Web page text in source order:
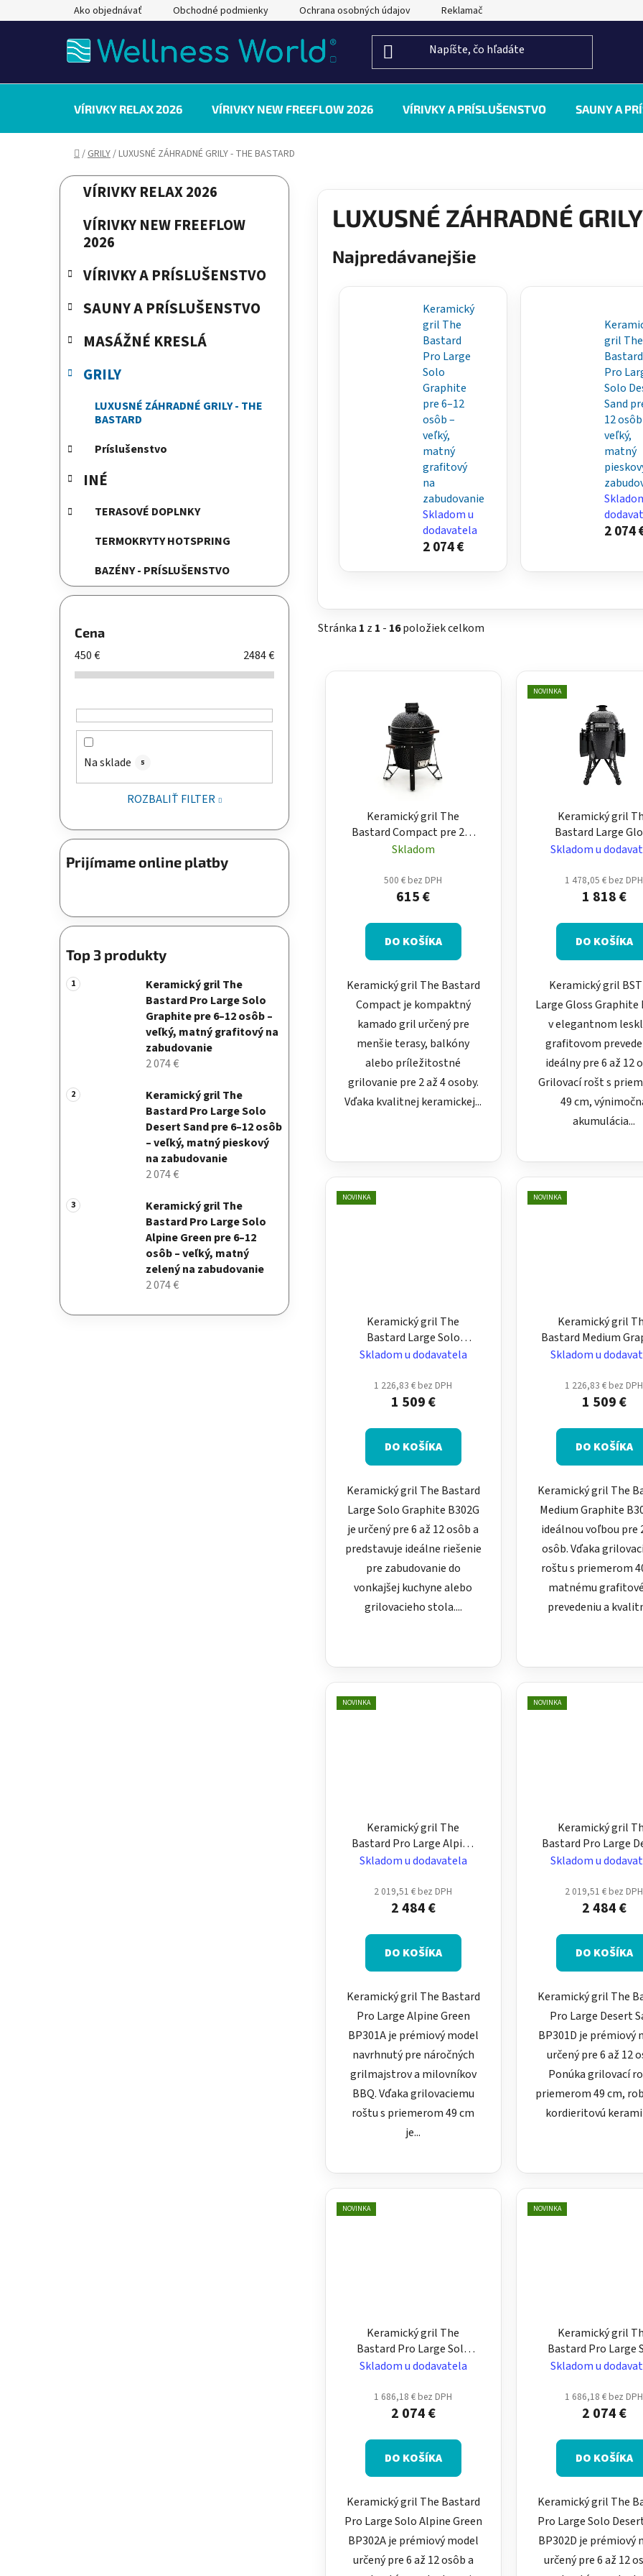
na
Ako objednávať Obchodné podmienky Ochrana osobných údajov Reklamačný poriadok
VÍRIVKY RELAX 2026 VÍRIVKY NEW FREEFLOW 2026 VÍRIVKY A PRÍSLUŠENSTVO SAUNY A
Domov
/ GRILY/LUXUSNÉ ZÁHRADNÉ GRILY - THE BASTARD
B
p
n
e
Preskočiť
kategórie
K
r
e
VÍRIVKY RELAX 2026
VÍRIVKY NEW FREEFLOW
2026
VÍRIVKY A PRÍSLUŠENSTVO
SAUNY A PRÍSLUŠENSTVO
MASÁŽNÉ KRESLÁ
GRILY
LUXUSNÉ ZÁHRADNÉ GRILY - THE
BASTARD
Príslušenstvo
INÉ
TERASOVÉ DOPLNKY
TERMOKRYTY HOTSPRING
BAZÉNY - PRÍSLUŠENSTVO
Cena
450€ 2484€
Na sklade 5
ROZBALIŤ FILTER
Prijímame online platby
Top 3 produkty
Keramický gril The
Bastard Pro Large Solo
Graphite pre 6–12 osôb –
veľký, matný grafitový na
zabudovanie
2 074 €
Keramický gril The
Bastard Pro Large Solo
Desert Sand pre 6–12 osôb
– veľký, matný pieskový
na zabudovanie
2 074 €
Keramický gril The
Bastard Pro Large Solo
Alpine Green pre 6–12
osôb – veľký, matný
zelený na zabudovanie
2 074 €
LUXUSNÉ ZÁHRADNÉ
Najpredávanejšie
Keramický
gril The
Bastard
Pro Large
Solo
Graphite
pre 6–12
osôb –
veľký,
matný
grafitový
na
zabudovanie
Skladom u
dodavatela
2 074 €
gril The
Bastard
Pro
Solo
Sand
12
veľký,
matný
2 074
Stránka 1 z 1 - 16položiek celkom
Keramický gril The
Bastard Compact pre 2-4
osoby – kompaktný, lesklý
Skladom
500 € bez DPH
615 €
DO KOŠÍKA
Keramický gril The Bastard
Compact je kompaktný
kamado gril určený pre
menšie terasy, balkóny
alebo príležitostné
grilovanie pre 2 až 4 osoby.
Vďaka kvalitnej keramickej...
NOVINKA
Keramický gril
Bastard Large
Graphite pre 6–12
Skladom u
1 478,05 € bez DPH
1 818 €
DO KOŠÍKA
Keramický gril
Large Gloss Graphite
v elegantnom
grafitovom
ideálny pre 6 až 12
Grilovací rošt s
49 cm,
akumulácia...
NOVINKA
Keramický gril The
Bastard Large Solo
Graphite pre 6–12 osôb –
zabudovanie
Skladom u dodavatela
1 226,83 € bez DPH
1 509 €
DO KOŠÍKA
Keramický gril The Bastard
Large Solo Graphite B302G
je určený pre 6 až 12 osôb a
predstavuje ideálne riešenie
pre zabudovanie do
vonkajšej kuchyne alebo
grilovacieho stola....
NOVINKA
Keramický gril
Bastard Medium
pre 2–6 osôb –
Skladom u
1 226,83 € bez DPH
1 509 €
DO KOŠÍKA
Keramický gril The
Medium Graphite
ideálnou voľbou pre
osôb. Vďaka
roštu s priemerom
matnému
prevedeniu a
NOVINKA
Keramický gril The
Bastard Pro Large Alpine
Green pre 6–12 osôb –
Skladom u dodavatela
2 019,51 € bez DPH
2 484 €
DO KOŠÍKA
Keramický gril The Bastard
Pro Large Alpine Green
BP301A je prémiový model
navrhnutý pre náročných
grilmajstrov a milovníkov
BBQ. Vďaka grilovaciemu
roštu s priemerom 49 cm
je...
NOVINKA
Keramický gril
Bastard Pro Large
Sand pre 6–12
Skladom u
2 019,51 € bez DPH
2 484 €
DO KOŠÍKA
Keramický gril The
Pro Large Desert
BP301D je prémiový
určený pre 6 až 12
Ponúka grilovací
priemerom 49 cm,
kordieritovú
NOVINKA
Keramický gril The
Bastard Pro Large Solo
Alpine Green pre 6–12
zelený na zabudovanie
Skladom u dodavatela
1 686,18 € bez DPH
2 074 €
DO KOŠÍKA
Keramický gril The Bastard
Pro Large Solo Alpine Green
BP302A je prémiový model
určený pre 6 až 12 osôb a
NOVINKA
Keramický gril
Bastard Pro Large
Desert Sand pre 6–12
zabudovanie
Skladom u
1 686,18 € bez DPH
2 074 €
DO KOŠÍKA
Keramický gril The
Pro Large Solo
BP302D je prémiový
určený pre 6 až 12